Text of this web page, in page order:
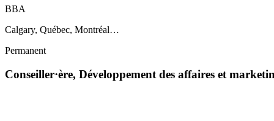
BBA
Calgary, Québec, Montréal…
Permanent
Conseiller·ère, Développement des affaires et